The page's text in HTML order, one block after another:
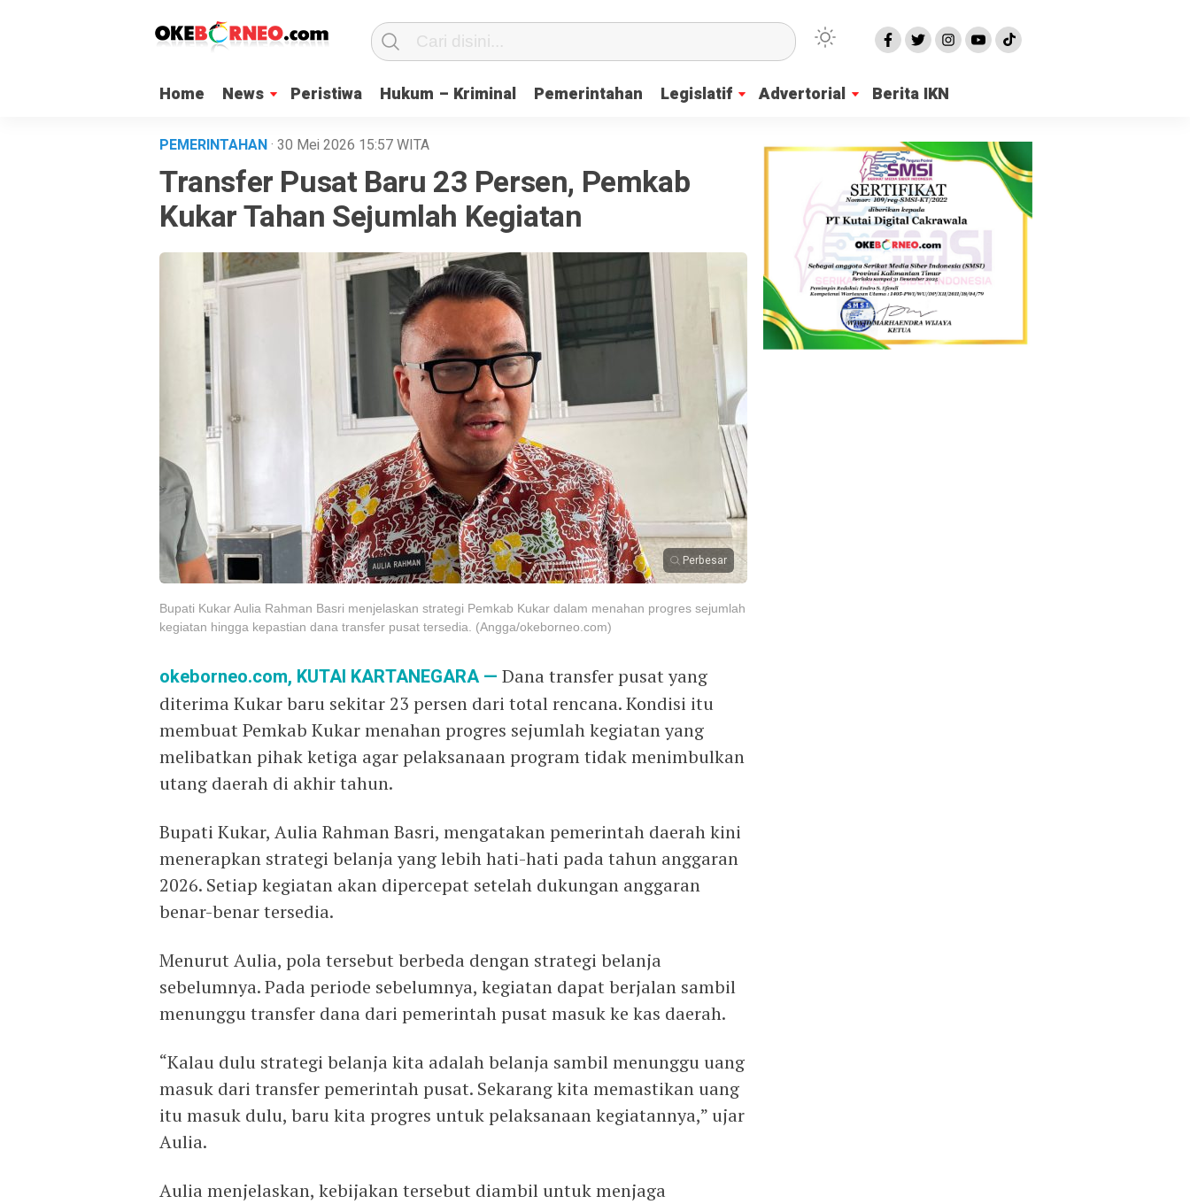
Home News Peristiwa Hukum – Kriminal Pemerintahan Legislatif Advertorial Berita IKN
PEMERINTAHAN· 30 Mei 2026 15:57WITA
Transfer Pusat Baru 23 Persen, Pemkab
Kukar Tahan Sejumlah Kegiatan
Perbesar
Bupati Kukar Aulia Rahman Basri menjelaskan strategi Pemkab Kukar dalam menahan progres sejumlah
kegiatan hingga kepastian dana transfer pusat tersedia. (Angga/okeborneo.com)
okeborneo.com, KUTAI KARTANEGARA — Dana transfer pusat yang
diterima Kukar baru sekitar 23 persen dari total rencana. Kondisi itu
membuat Pemkab Kukar menahan progres sejumlah kegiatan yang
melibatkan pihak ketiga agar pelaksanaan program tidak menimbulkan
utang daerah di akhir tahun.
Bupati Kukar, Aulia Rahman Basri, mengatakan pemerintah daerah kini
menerapkan strategi belanja yang lebih hati-hati pada tahun anggaran
2026. Setiap kegiatan akan dipercepat setelah dukungan anggaran
benar-benar tersedia.
Menurut Aulia, pola tersebut berbeda dengan strategi belanja
sebelumnya. Pada periode sebelumnya, kegiatan dapat berjalan sambil
menunggu transfer dana dari pemerintah pusat masuk ke kas daerah.
“Kalau dulu strategi belanja kita adalah belanja sambil menunggu uang
masuk dari transfer pemerintah pusat. Sekarang kita memastikan uang
itu masuk dulu, baru kita progres untuk pelaksanaan kegiatannya,” ujar
Aulia.
Aulia menjelaskan, kebijakan tersebut diambil untuk menjaga